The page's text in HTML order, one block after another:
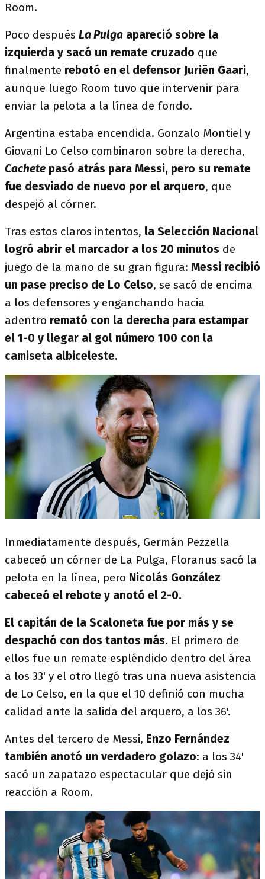
Room.
Poco después La Pulga apareció sobre la
izquierda y sacó un remate cruzado que
finalmente rebotó en el defensor Juriën Gaari,
aunque luego Room tuvo que intervenir para
enviar la pelota a la línea de fondo.
Argentina estaba encendida. Gonzalo Montiel y
Giovani Lo Celso combinaron sobre la derecha,
Cachete pasó atrás para Messi, pero su remate
fue desviado de nuevo por el arquero, que
despejó al córner.
Tras estos claros intentos, la Selección Nacional
logró abrir el marcador a los 20 minutos de
juego de la mano de su gran figura: Messi recibió
un pase preciso de Lo Celso, se sacó de encima
a los defensores y enganchando hacia
adentro remató con la derecha para estampar
el 1-0 y llegar al gol número 100 con la
camiseta albiceleste.
Inmediatamente después, Germán Pezzella
cabeceó un córner de La Pulga, Floranus sacó la
pelota en la línea, pero Nicolás González
cabeceó el rebote y anotó el 2-0.
El capitán de la Scaloneta fue por más y se
despachó con dos tantos más. El primero de
ellos fue un remate espléndido dentro del área
a los 33' y el otro llegó tras una nueva asistencia
de Lo Celso, en la que el 10 definió con mucha
calidad ante la salida del arquero, a los 36'.
Antes del tercero de Messi, Enzo Fernández
también anotó un verdadero golazo: a los 34'
sacó un zapatazo espectacular que dejó sin
reacción a Room.